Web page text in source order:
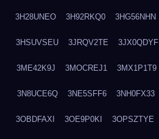
3H28UNEO 3H92RKQ0 3HG56NHN
3HSUVSEU 3JRQV2TE 3JX0QDYF
3ME42K9J 3MOCREJ1 3MX1P1T9
3N8UCE6Q 3NE5SFF6 3NH0FX33
3OBDFAXI 3OE9P0KI 3OPSZTYE